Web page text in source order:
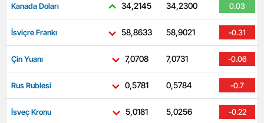
Kanada Doları 34,2145 34,2300 0.03
İsviçre Frankı 58,8633 58,9021 -0.31
Çin Yuanı 7,0708 7,0731 -0.06
Rus Rublesi 0,5781 0,5784 -0.7
İsveç Kronu 5,0181 5,0256 -0.22